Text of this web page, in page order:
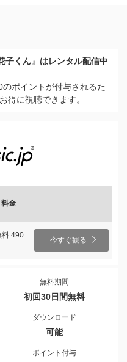
子くん』 はレンタル配信中
ポイントが付与されるた
得に視聴できます。
金
料 490
今すぐ観る
無料期間
初回30日間無料
ダウンロード
可能
ポイント付与